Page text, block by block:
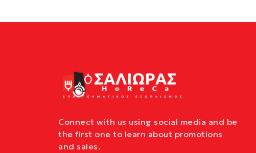
Connect with us using social media and be
the first one to learn about promotions
and sales.